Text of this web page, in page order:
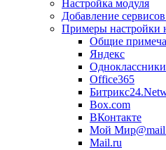
Настройка модуля
Добавление
Примеры настройки
Общие
Яндекс
Одноклассники
Office365
Box.com
ВКонтакте
Мой
Mail.ru